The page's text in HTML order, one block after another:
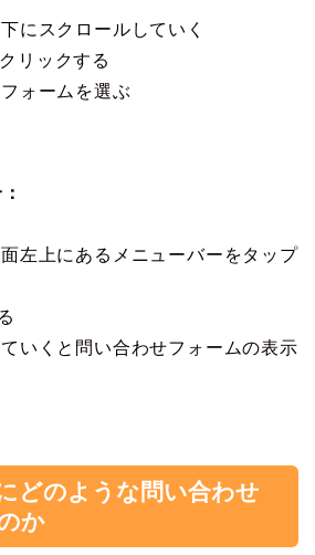
にスクロールしていく
リックする
ォームを選ぶ
左上にあるメニューバーをタップ
いくと問い合わせフォームの表示
どのような問い合わせ
か